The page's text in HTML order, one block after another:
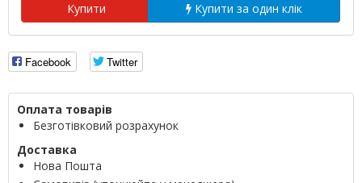
Купити
Купити за один клік
Facebook Twitter
Оплата товарів
Безготівковий розрахунок
Доставка
Нова Пошта